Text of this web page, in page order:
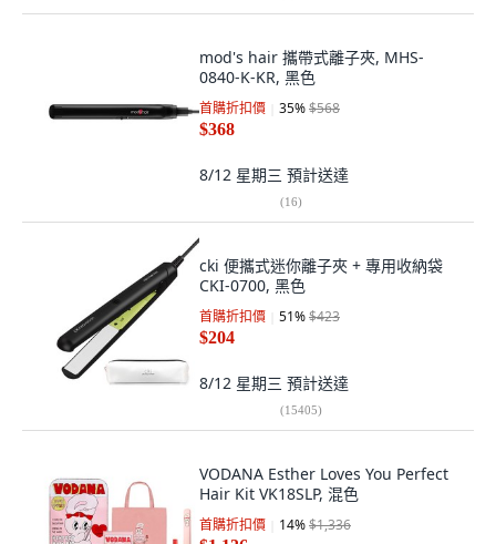
mod's hair 攜帶式離子夾, MHS-
0840-K-KR, 黑色
首購折扣價 35%$568
$368
8/12 星期三 預計送達
(16)
cki 便攜式迷你離子夾 + 專用收納袋
CKI-0700, 黑色
首購折扣價 51%$423
$204
8/12 星期三 預計送達
(15405)
VODANA Esther Loves You Perfect
Hair Kit VK18SLP, 混色
首購折扣價 14%$1,336